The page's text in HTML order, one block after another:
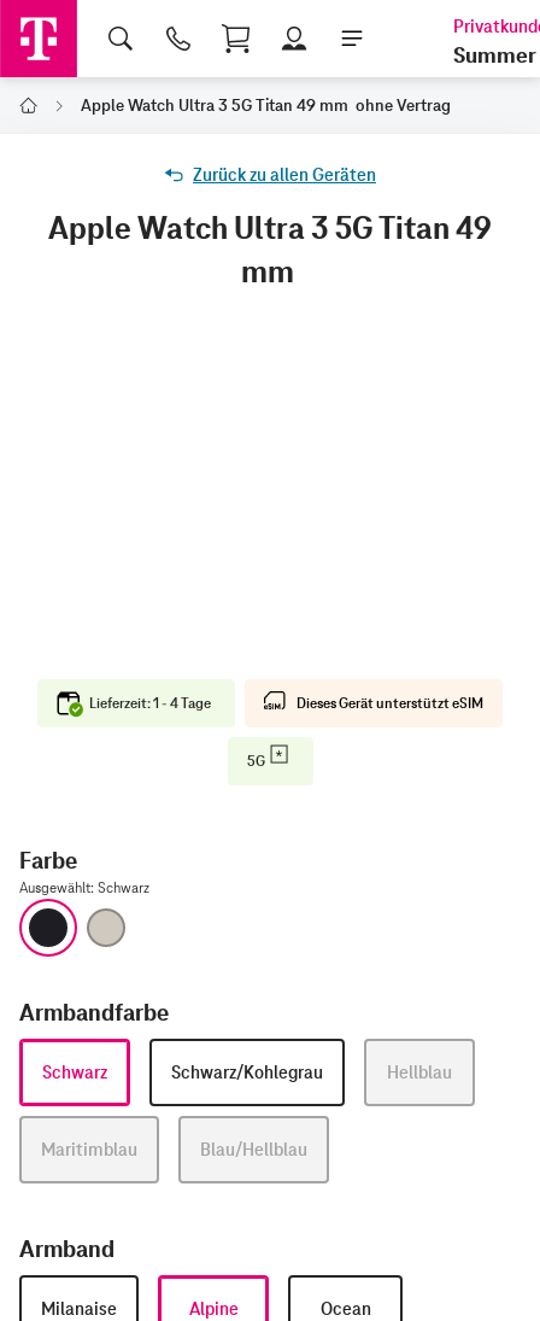
Shopping Cart
Summer
Home Apple Watch Ultra 3 5G Titan 49 mm ohne Vertrag
Zurück zu allen Geräten
Apple Watch Ultra 3 5G Titan 49
mm
Lieferzeit: 1 - 4 Tage Dieses Gerät unterstützt eSIM
5G
Farbe
Ausgewählt: Schwarz
Schwarz
Armbandfarbe
Schwarz Schwarz/Kohlegrau Hellblau
Maritimblau Blau/Hellblau
Armband
Milanaise
Alpine
Ocean